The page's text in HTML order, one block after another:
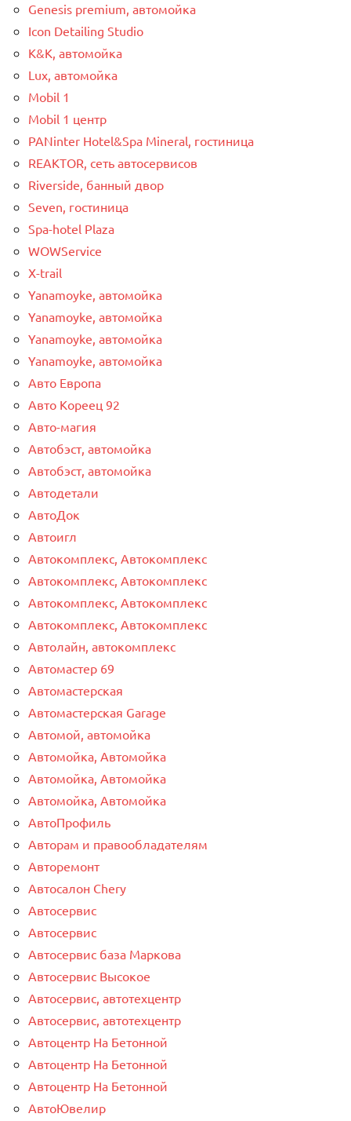
Genesis premium, автомойка
Icon Detailing Studio
K&K, автомойка
Lux, автомойка
Mobil 1
Mobil 1 центр
PANinter Hotel&Spa Mineral, гостиница
REAKTOR, сеть автосервисов
Riverside, банный двор
Seven, гостиница
Spa-hotel Plaza
WOWService
X-trail
Yanamoyke, автомойка
Yanamoyke, автомойка
Yanamoyke, автомойка
Yanamoyke, автомойка
Авто Европа
Авто Кореец 92
Авто-магия
Автобэст, автомойка
Автобэст, автомойка
Автодетали
АвтоДок
Автоигл
Автокомплекс, Автокомплекс
Автокомплекс, Автокомплекс
Автокомплекс, Автокомплекс
Автокомплекс, Автокомплекс
Автолайн, автокомплекс
Автомастер 69
Автомастерская
Автомастерская Garage
Автомой, автомойка
Автомойка, Автомойка
Автомойка, Автомойка
Автомойка, Автомойка
АвтоПрофиль
Авторам и правообладателям
Авторемонт
Автосалон Chery
Автосервис
Автосервис
Автосервис база Маркова
Автосервис Высокое
Автосервис, автотехцентр
Автосервис, автотехцентр
Автоцентр На Бетонной
Автоцентр На Бетонной
Автоцентр На Бетонной
АвтоЮвелир